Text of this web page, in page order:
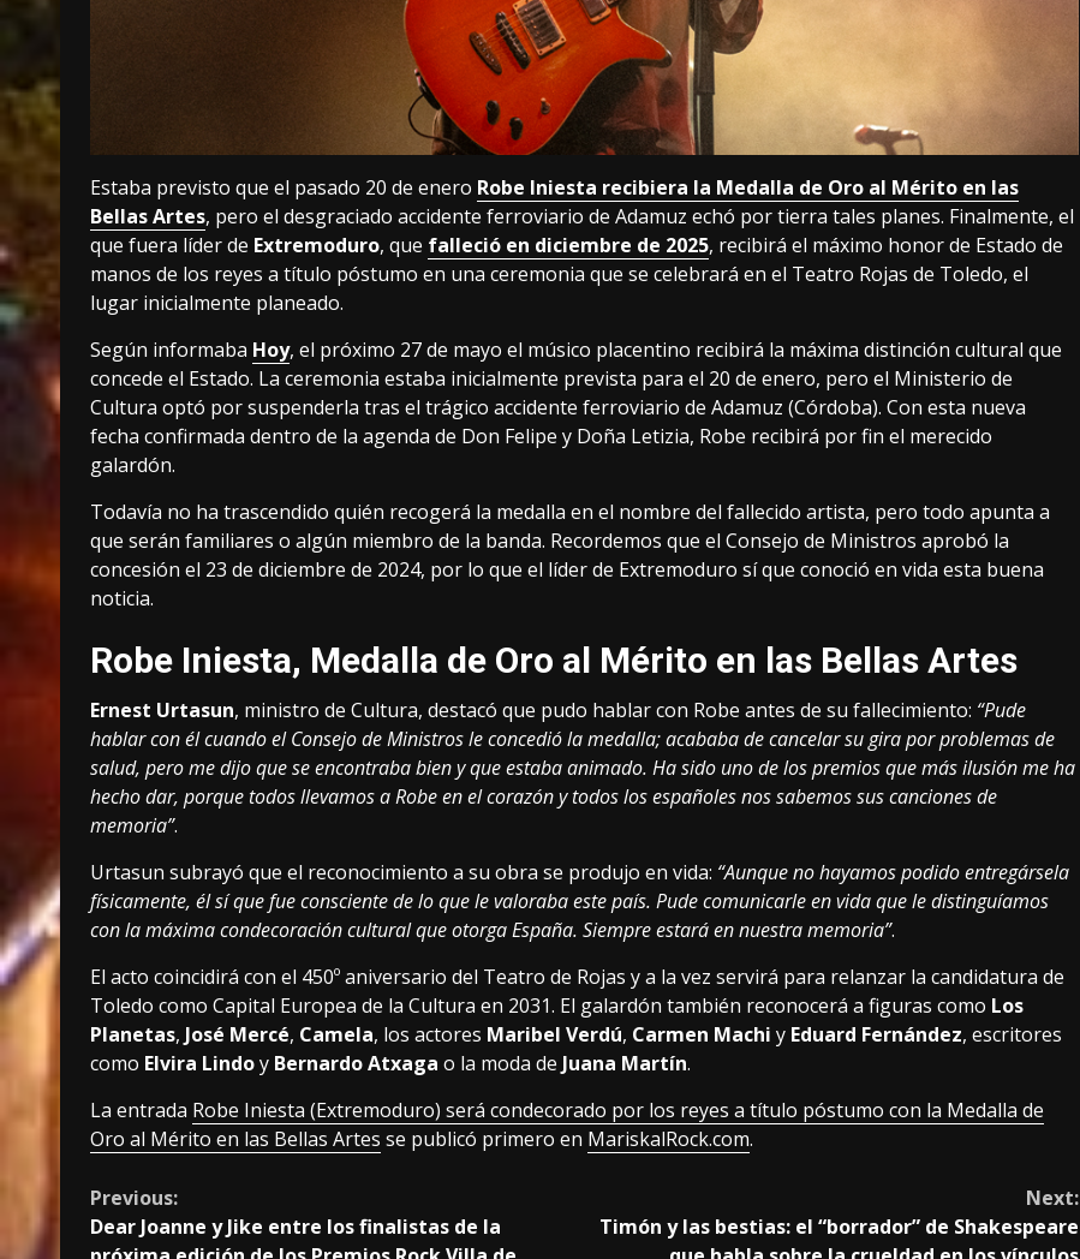
Estaba previsto que el pasado 20 de enero Robe Iniesta recibiera la Medalla de Oro al Mérito en las
Bellas Artes, pero el desgraciado accidente ferroviario de Adamuz echó por tierra tales planes. Finalmente, el
que fuera líder de Extremoduro, que falleció en diciembre de 2025, recibirá el máximo honor de Estado de
manos de los reyes a título póstumo en una ceremonia que se celebrará en el Teatro Rojas de Toledo, el
lugar inicialmente planeado.
Según informaba Hoy, el próximo 27 de mayo el músico placentino recibirá la máxima distinción cultural que
concede el Estado. La ceremonia estaba inicialmente prevista para el 20 de enero, pero el Ministerio de
Cultura optó por suspenderla tras el trágico accidente ferroviario de Adamuz (Córdoba). Con esta nueva
fecha confirmada dentro de la agenda de Don Felipe y Doña Letizia, Robe recibirá por fin el merecido
galardón.
Todavía no ha trascendido quién recogerá la medalla en el nombre del fallecido artista, pero todo apunta a
que serán familiares o algún miembro de la banda. Recordemos que el Consejo de Ministros aprobó la
concesión el 23 de diciembre de 2024, por lo que el líder de Extremoduro sí que conoció en vida esta buena
noticia.
Robe Iniesta, Medalla de Oro al Mérito en las Bellas Artes
Ernest Urtasun, ministro de Cultura, destacó que pudo hablar con Robe antes de su fallecimiento: “Pude
hablar con él cuando el Consejo de Ministros le concedió la medalla; acababa de cancelar su gira por problemas de
salud, pero me dijo que se encontraba bien y que estaba animado. Ha sido uno de los premios que más ilusión me ha
hecho dar, porque todos llevamos a Robe en el corazón y todos los españoles nos sabemos sus canciones de
memoria”.
Urtasun subrayó que el reconocimiento a su obra se produjo en vida: “Aunque no hayamos podido entregársela
físicamente, él sí que fue consciente de lo que le valoraba este país. Pude comunicarle en vida que le distinguíamos
con la máxima condecoración cultural que otorga España. Siempre estará en nuestra memoria”.
El acto coincidirá con el 450º aniversario del Teatro de Rojas y a la vez servirá para relanzar la candidatura de
Toledo como Capital Europea de la Cultura en 2031. El galardón también reconocerá a figuras como Los
Planetas, José Mercé, Camela, los actores Maribel Verdú, Carmen Machi y Eduard Fernández, escritores
como Elvira Lindoy Bernardo Atxaga o la moda de Juana Martín.
La entrada Robe Iniesta (Extremoduro) será condecorado por los reyes a título póstumo con la Medalla de
Oro al Mérito en las Bellas Artes se publicó primero en MariskalRock.com.
Continue
Previous:
Dear Joanne y Jike entre los finalistas de la
Next:
Timón y las bestias: el “borrador” de Shakespeare